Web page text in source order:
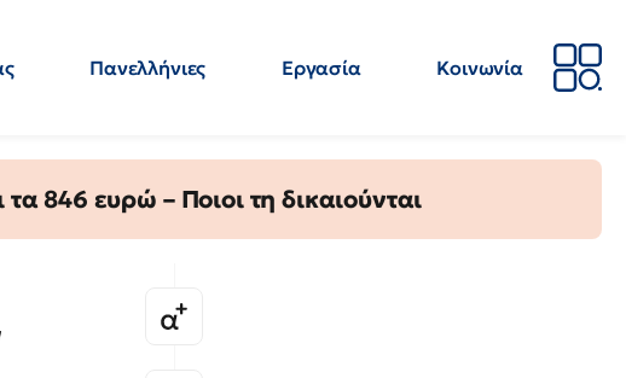
Πανελλήνιες Εργασία
Κοινωνία
846 ευρώ – Ποιοι τη δικαιούνται